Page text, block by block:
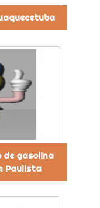
de gasolina
Paulista